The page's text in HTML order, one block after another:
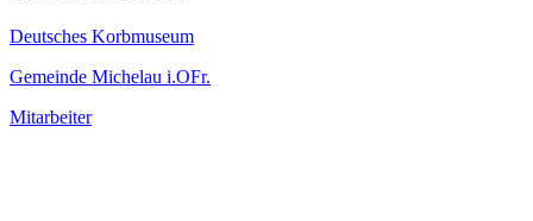
Deutsches Korbmuseum
Gemeinde Michelau i.OFr.
Mitarbeiter